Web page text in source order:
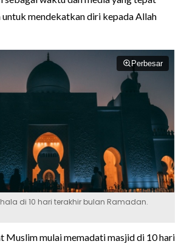
mendekatkan diri kepada Allah
Perbesar
di 10 hari terakhir bulan Ramadan.
Muslim mulai memadati masjid di 10 hari